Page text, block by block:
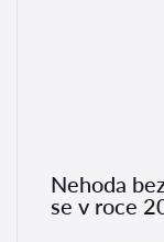
Nehoda
se v roce